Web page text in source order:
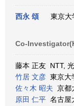
西永 頌 東京大
Co-
藤本 正友 NTT,
竹居 文彦 東京大
佐々木 昭夫 京都
原田 仁平 名古屋